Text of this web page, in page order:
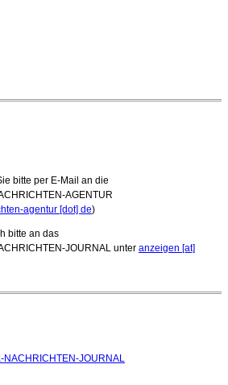
bitte per E-Mail an die
AGENTUR
agentur [dot] de)
bitte an das
JOURNAL unter anzeigen [at]